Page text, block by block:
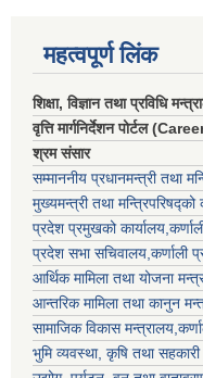
महत्वपूर्ण लिंक
शिक्षा, विज्ञान तथा प्रविधि
वृत्ति मार्गनिर्देशन पोर्टल
श्रम संसार
सम्माननीय प्रधानमन्त्री तथा
मुख्यमन्त्री तथा मन्त्रिपरिषद्को
प्रदेश प्रमुखको
प्रदेश सभा सचिवालय,कर्णाली
आर्थिक मामिला तथा योजना
आन्तरिक मामिला तथा कानुन
सामाजिक विकास
भुमि व्यवस्था, कृषि तथा